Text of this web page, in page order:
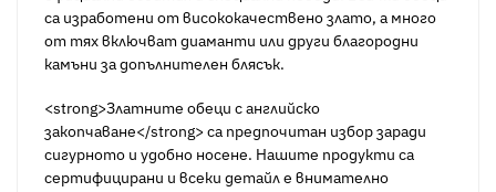
са изработени от висококачествено злато, а много
от тях включват диаманти или други благородни
камъни за допълнителен блясък.
<strong>Златните обеци с английско
закопчаване</strong> са предпочитан избор заради
сигурното и удобно носене. Нашите продукти са
сертифицирани и всеки детайл е внимателно